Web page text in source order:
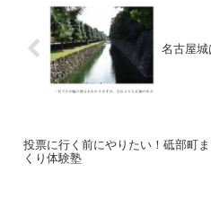
名古屋城
投票に行く前にやりたい！砥部町
くり体験塾